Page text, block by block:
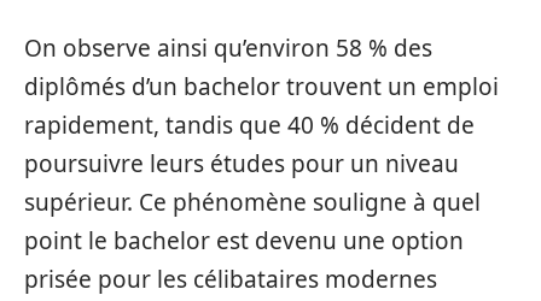
On observe ainsi qu’environ 58 % des
diplômés d’un bachelor trouvent un emploi
rapidement, tandis que 40 % décident de
poursuivre leurs études pour un niveau
supérieur. Ce phénomène souligne à quel
point le bachelor est devenu une option
prisée pour les célibataires modernes